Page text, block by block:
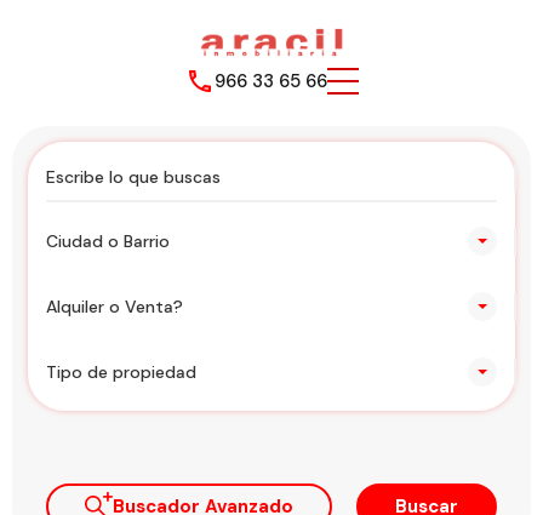
966 33 65 66
Ciudad o Barrio
Alquiler o Venta?
Tipo de propiedad
Buscador Avanzado Buscar